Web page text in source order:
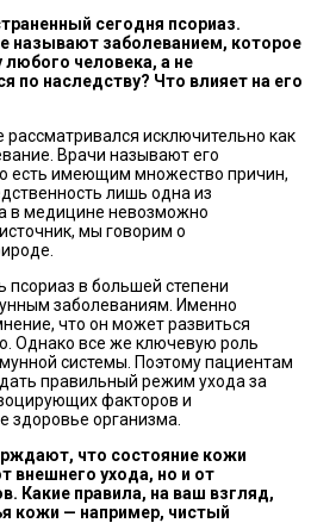
сегодня псориаз.
называют заболеванием, которое
человека, а не
по наследству? Что влияет на его
рассматривался исключительно как
Врачи называют его
есть имеющим множество причин,
лишь одна из
в медицине невозможно
мы говорим о
псориаз в большей степени
заболеваниям. Именно
что он может развиться
Однако все же ключевую роль
системы. Поэтому пациентам
правильный режим ухода за
факторов и
организма.
что состояние кожи
внешнего ухода, но и от
Какие правила, на ваш взгляд,
кожи — например, чистый